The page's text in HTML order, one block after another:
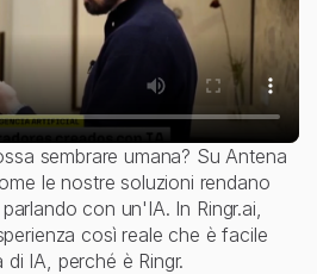
sembrare umana? Su Antena
le nostre soluzioni rendano
con un'IA. In Ringr.ai,
così reale che è facile
IA, perché è Ringr.